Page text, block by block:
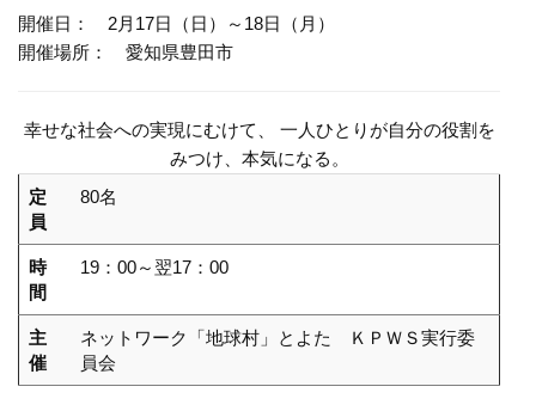
開催日： 2月17日（日）～18日（月）
開催場所： 愛知県豊田市
幸せな社会への実現にむけて、 一人ひとりが自分の役割を
みつけ、本気になる。
定
員
80名
時
間
19：00～翌17：00
主
催
ネットワーク「地球村」とよた ＫＰＷＳ実行委
員会